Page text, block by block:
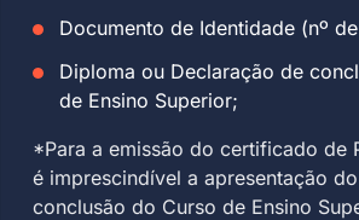
Documento de Identidade (nº
Diploma ou Declaração de
de Ensino Superior;
*Para a emissão do certificado de
é imprescindível a apresentação
conclusão do Curso de Ensino